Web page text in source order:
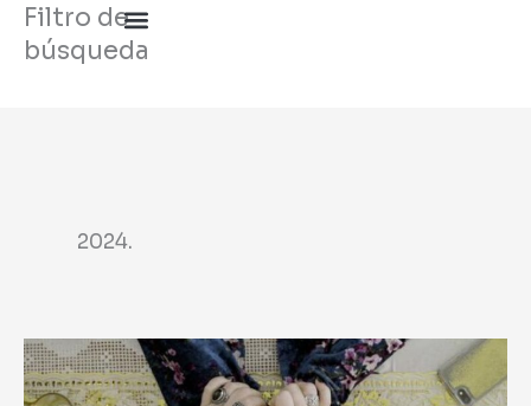
Filtro de
búsqueda
2024.